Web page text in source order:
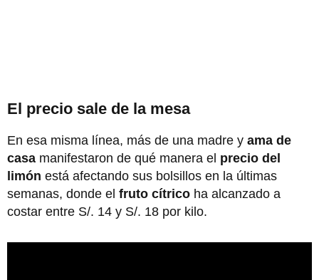
El precio sale de la mesa
En esa misma línea, más de una madre y ama de
casa manifestaron de qué manera el precio del
limón está afectando sus bolsillos en la últimas
semanas, donde el fruto cítrico ha alcanzado a
costar entre S/. 14 y S/. 18 por kilo.